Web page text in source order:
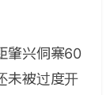
肇兴侗寨60
未被过度开